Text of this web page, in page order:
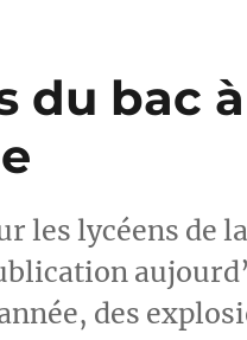
du bac
les lycéens de
des